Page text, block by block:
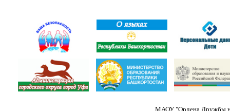
МАОУ "Ордена Дружбы